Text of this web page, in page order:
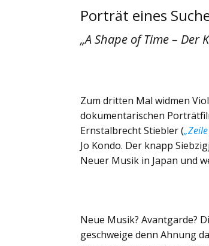
Porträt eines
„A Shape of Time – Der
Zum dritten Mal widmen
dokumentarischen
Ernstalbrecht Stiebler (
Jo Kondo. Der knapp
Neuer Musik in Japan und
Neue Musik? Avantgarde?
geschweige denn Ahnung